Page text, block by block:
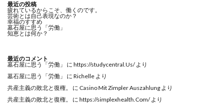
最近の投稿
疲れているからこそ、働くのです。
芸術とは自己表現なのか？
幸福のすすめ
墓石屋に思う「労働」
知恵とは何か？
最近のコメント
墓石屋に思う「労働」
に https://studycentral.Us/より
墓石屋に思う「労働」
に Richelle より
共産主義の敗北と復権。
に Casino Mit Zimpler Auszahlung より
共産主義の敗北と復権。
に https://simplexhealth.Com/より